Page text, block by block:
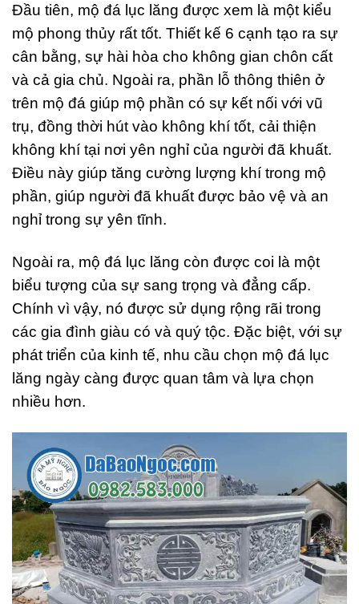
Đầu tiên, mộ đá lục lăng được xem là một kiểu
mộ phong thủy rất tốt. Thiết kế 6 cạnh tạo ra sự
cân bằng, sự hài hòa cho không gian chôn cất
và cả gia chủ. Ngoài ra, phần lỗ thông thiên ở
trên mộ đá giúp mộ phần có sự kết nối với vũ
trụ, đồng thời hút vào không khí tốt, cải thiện
không khí tại nơi yên nghỉ của người đã khuất.
Điều này giúp tăng cường lượng khí trong mộ
phần, giúp người đã khuất được bảo vệ và an
nghỉ trong sự yên tĩnh.
Ngoài ra, mộ đá lục lăng còn được coi là một
biểu tượng của sự sang trọng và đẳng cấp.
Chính vì vậy, nó được sử dụng rộng rãi trong
các gia đình giàu có và quý tộc. Đặc biệt, với sự
phát triển của kinh tế, nhu cầu chọn mộ đá lục
lăng ngày càng được quan tâm và lựa chọn
nhiều hơn.